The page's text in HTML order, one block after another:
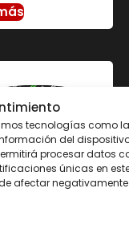
tecnologías como
del
procesar datos
únicas en
afectar